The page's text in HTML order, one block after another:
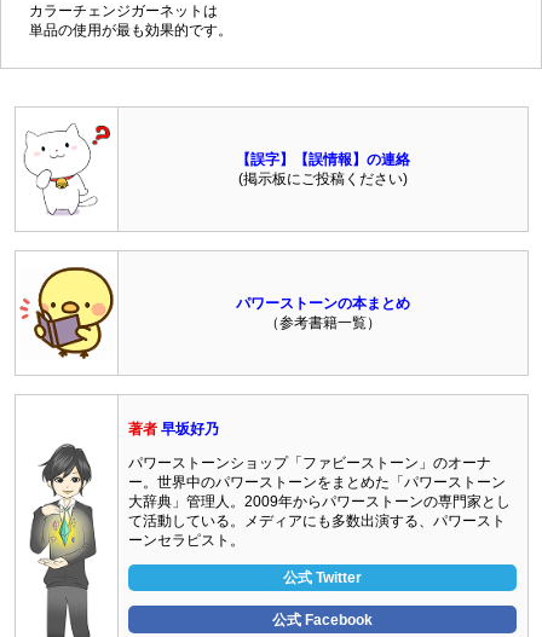
カラーチェンジガーネットは
単品の使用が最も効果的です。
【誤字】【誤情報】の連絡
(掲示板にご投稿ください)
パワーストーンの本まとめ
（参考書籍一覧）
著者 早坂好乃
パワーストーンショップ「ファビーストーン」のオーナ
ー。世界中のパワーストーンをまとめた「パワーストーン
大辞典」管理人。2009年からパワーストーンの専門家とし
て活動している。メディアにも多数出演する、パワースト
ーンセラピスト。
公式 Twitter
公式 Facebook